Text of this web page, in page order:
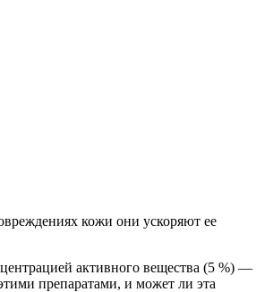
кожи они ускоряют ее
активного вещества (5 %) —
препаратами, и может ли эта